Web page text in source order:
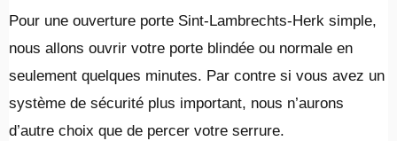
Pour une ouverture porte Sint-Lambrechts-Herk simple,
nous allons ouvrir votre porte blindée ou normale en
seulement quelques minutes. Par contre si vous avez un
système de sécurité plus important, nous n’aurons
d’autre choix que de percer votre serrure.